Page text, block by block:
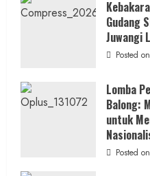
Gudang
Juwangi
Posted
Lomba
Balong:
untuk
Posted